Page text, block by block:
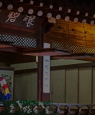
유튜브
인스타그램
x
페이스북